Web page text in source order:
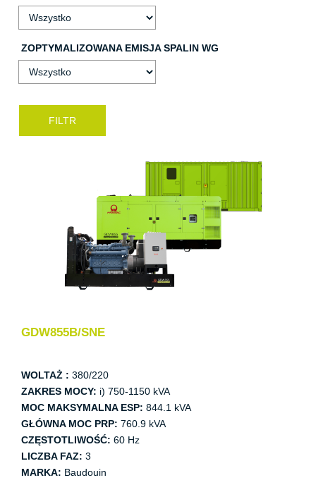
ZOPTYMALIZOWANA EMISJA SPALIN WG
GDW855B/SNE
WOLTAŻ : 380/220
ZAKRES MOCY: i) 750-1150 kVA
MOC MAKSYMALNA ESP: 844.1 kVA
GŁÓWNA MOC PRP: 760.9 kVA
CZĘSTOTLIWOŚĆ: 60 Hz
LICZBA FAZ: 3
MARKA: Baudouin